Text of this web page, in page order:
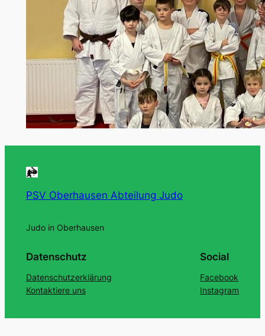
PSV Oberhausen Abteilung Judo
Judo in Oberhausen
Datenschutz
Datenschutzerklärung
Kontaktiere uns
Social
Facebook
Instagram